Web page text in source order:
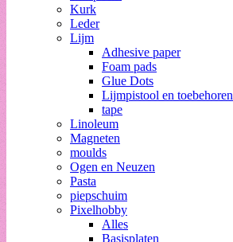
Kurk
Leder
Lijm
Adhesive paper
Foam pads
Glue Dots
Lijmpistool en toebehoren
tape
Linoleum
Magneten
moulds
Ogen en Neuzen
Pasta
piepschuim
Pixelhobby
Alles
Basisplaten